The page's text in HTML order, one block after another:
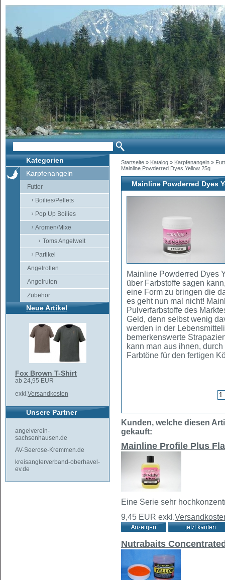
Kategorien
Karpfenangeln
Futter
Boilies/Pellets
Pop Up Boilies
Aromen/Mixe
Toms Angelwelt
Partikel
Angelrollen
Angelruten
Zubehör
Neue Artikel
Fox Brown T-Shirt
ab 24,95 EUR
exkl.Versandkosten
Unsere Partner
angelverein-
sachsenhausen.de
AV-Seerose-Kremmen.de
kreisanglerverband-oberhavel-
ev.de
Startseite » Katalog » Karpfenangeln »
Mainline Powderred Dyes Yellow 25g
Mainline Powderred Dyes
Mainline Powderred Dyes
über Farbstoffe sagen
eine Form zu bringen die
es geht nun mal nicht!
Pulverfarbstoffe des
Geld, denn selbst wenig
werden in der
bemerkenswerte
kann man aus ihnen,
Farbtöne für den fertigen
Kunden, welche diesen
gekauft:
Mainline Profile Plus
Eine Serie sehr
9,45 EUR exkl.
Nutrabaits